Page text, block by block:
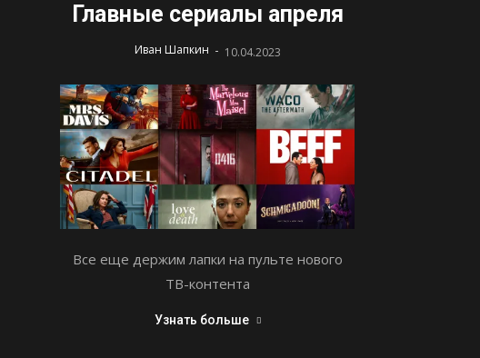
Главные сериалы апреля
Иван Шапкин - 10.04.2023
Все еще держим лапки на пульте нового
ТВ-контента
Узнать больше